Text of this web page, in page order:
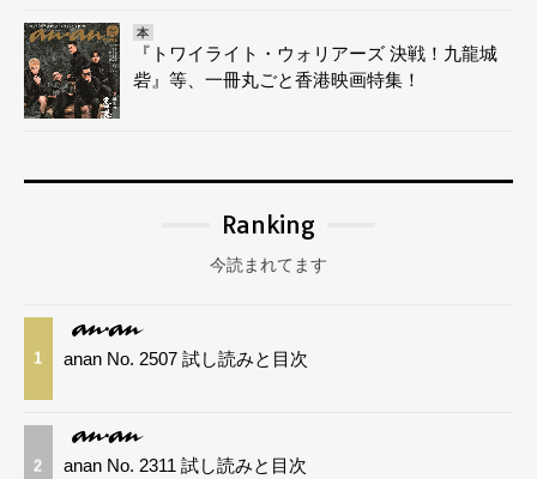
本
『トワイライト・ウォリアーズ 決戦！九龍城
砦』等、一冊丸ごと香港映画特集！
Ranking
今読まれてます
1 anan No. 2507 試し読みと目次
2 anan No. 2311 試し読みと目次